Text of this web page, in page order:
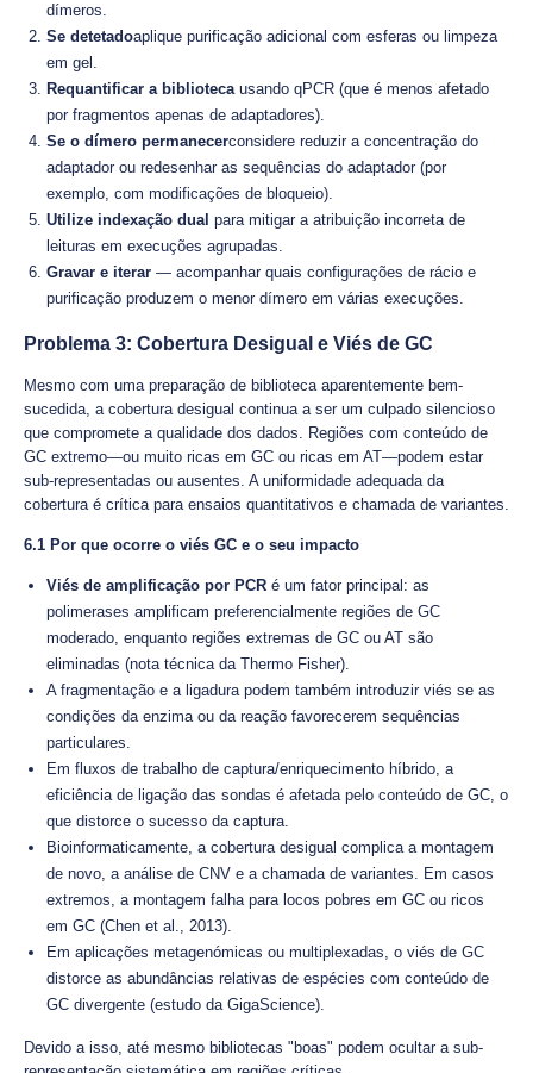
dímeros.
Se detetadoaplique purificação adicional com esferas ou limpeza
em gel.
Requantificar a bibliotecausando qPCR (que é menos afetado
por fragmentos apenas de adaptadores).
Se o dímero permanecerconsidere reduzir a concentração do
adaptador ou redesenhar as sequências do adaptador (por
exemplo, com modificações de bloqueio).
Utilize indexação dual para mitigar a atribuição incorreta de
leituras em execuções agrupadas.
Gravar e iterar — acompanhar quais configurações de rácio e
purificação produzem o menor dímero em várias execuções.
Problema 3: Cobertura Desigual e Viés de GC
Mesmo com uma preparação de biblioteca aparentemente bem-
sucedida, a cobertura desigual continua a ser um culpado silencioso
que compromete a qualidade dos dados. Regiões com conteúdo de
GC extremo—ou muito ricas em GC ou ricas em AT—podem estar
sub-representadas ou ausentes. A uniformidade adequada da
cobertura é crítica para ensaios quantitativos e chamada de variantes.
6.1 Por que ocorre o viés GC e o seu impacto
Viés de amplificação por PCR é um fator principal: as
polimerases amplificam preferencialmente regiões de GC
moderado, enquanto regiões extremas de GC ou AT são
eliminadas (nota técnica da Thermo Fisher).
A fragmentação e a ligadura podem também introduzir viés se as
condições da enzima ou da reação favorecerem sequências
particulares.
Em fluxos de trabalho de captura/enriquecimento híbrido, a
eficiência de ligação das sondas é afetada pelo conteúdo de GC, o
que distorce o sucesso da captura.
Bioinformaticamente, a cobertura desigual complica a montagem
de novo, a análise de CNV e a chamada de variantes. Em casos
extremos, a montagem falha para locos pobres em GC ou ricos
em GC (Chen et al., 2013).
Em aplicações metagenómicas ou multiplexadas, o viés de GC
distorce as abundâncias relativas de espécies com conteúdo de
GC divergente (estudo da GigaScience).
Devido a isso, até mesmo bibliotecas "boas" podem ocultar a sub-